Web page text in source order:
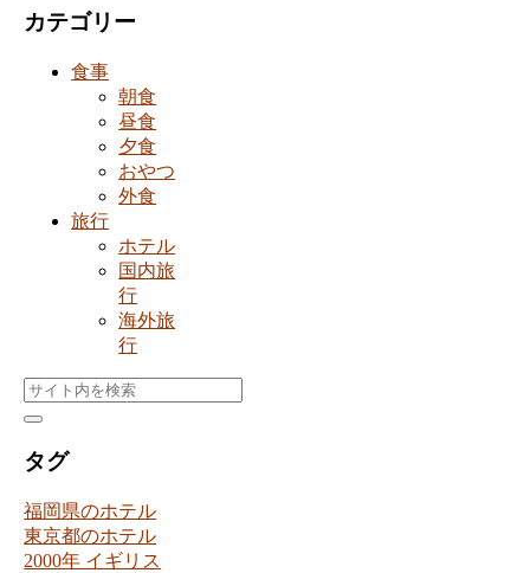
カテゴリー
食事
朝食
昼食
夕食
おやつ
外食
旅行
ホテル
国内旅
行
海外旅
行
タグ
福岡県のホテル
東京都のホテル
2000年 イギリス